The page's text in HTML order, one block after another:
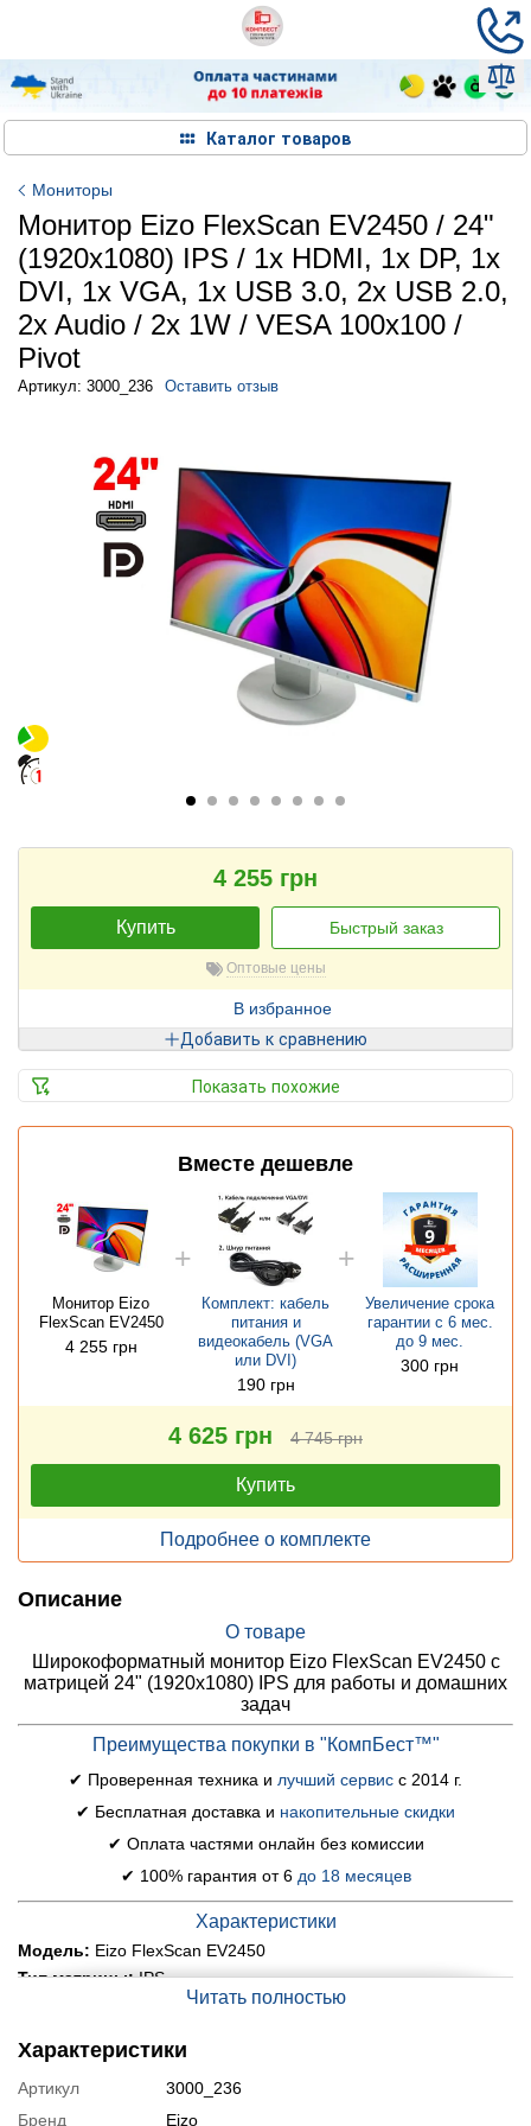
Каталог товаров
Мониторы
Монитор Eizo FlexScan EV2450 / 24"
(1920x1080) IPS / 1x HDMI, 1x DP, 1x
DVI, 1x VGA, 1x USB 3.0, 2x USB 2.0,
2x Audio / 2х 1W / VESA 100x100 /
Pivot
Артикул: 3000_236 Оставить отзыв
4 255 грн
Купить Быстрый заказ
Оптовые цены
В избранное
Добавить к сравнению
Показать похожие
Вместе дешевле
Монитор Eizo
FlexScan EV2450
4 255 грн
Комплект: кабель
питания и
видеокабель (VGA
или DVI)
190 грн
Увеличение срока
гарантии с 6 мес.
до 9 мес.
300 грн
4 625 грн 4 745 грн
Купить
Подробнее о комплекте
Описание
О товаре
Широкоформатный монитор Eizo FlexScan EV2450 с
матрицей 24" (1920x1080) IPS для работы и домашних
задач
Преимущества покупки в "КомпБест™"
✔ Проверенная техника и лучший сервис с 2014 г.
✔ Бесплатная доставка и накопительные скидки
✔ Оплата частями онлайн без комиссии
✔ 100% гарантия от 6 до 18 месяцев
Характеристики
Модель: Eizo FlexScan EV2450
Тип матрицы:IPS
Разрешение:1920x1080
Время отклика:
5 мс
Яркость матрицы:250 кд/м2
Читать полностью
Характеристики
Артикул
3000_236
Бренд
Eizo